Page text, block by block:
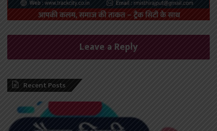
Leave a Reply
Recent Posts